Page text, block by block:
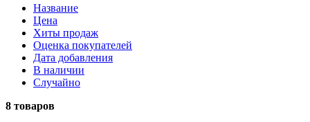
Название
Цена
Хиты продаж
Оценка покупателей
Дата добавления
В наличии
Случайно
8 товаров